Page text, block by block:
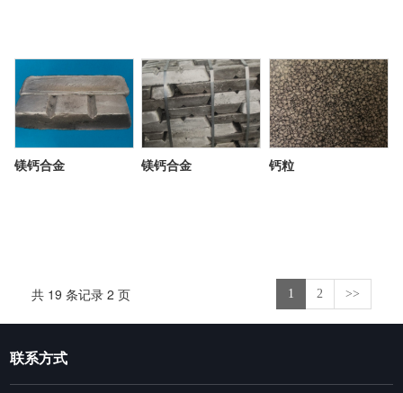
镁钙合金 镁钙合金 钙粒
共 19 条记录 2 页 1 2 >>
联系方式